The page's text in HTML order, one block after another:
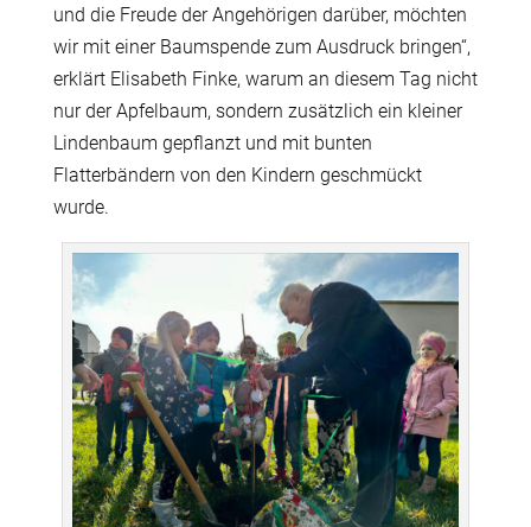
und die Freude der Angehörigen darüber, möchten
wir mit einer Baumspende zum Ausdruck bringen“,
erklärt Elisabeth Finke, warum an diesem Tag nicht
nur der Apfelbaum, sondern zusätzlich ein kleiner
Lindenbaum gepflanzt und mit bunten
Flatterbändern von den Kindern geschmückt
wurde.